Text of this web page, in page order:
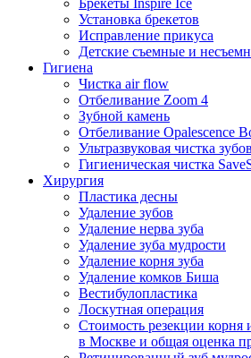
Брекеты Inspire Ice
Установка брекетов
Исправление прикуса
Детские съемные и
Гигиена
Чистка air flow
Отбеливание Zoom 4
Зубной камень
Отбеливание Opalescence
Ультразвуковая чистка зубов
Гигиеническая чистка
Хирургия
Пластика десны
Удаление зубов
Удаление нерва зуба
Удаление зуба мудрости
Удаление корня зуба
Удаление комков Биша
Вестибулопластика
Лоскутная операция
Стоимость резекции
в Москве и общая оценка